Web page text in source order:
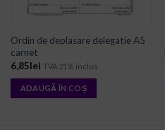
Ordin de deplasare delegatie A5
carnet
6,85lei TVA 21% inclus
ADAUGĂ ÎN COȘ